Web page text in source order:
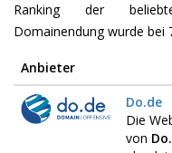
Ranking der
Domainendung wurde bei
Anbieter
Do.de
Die
von